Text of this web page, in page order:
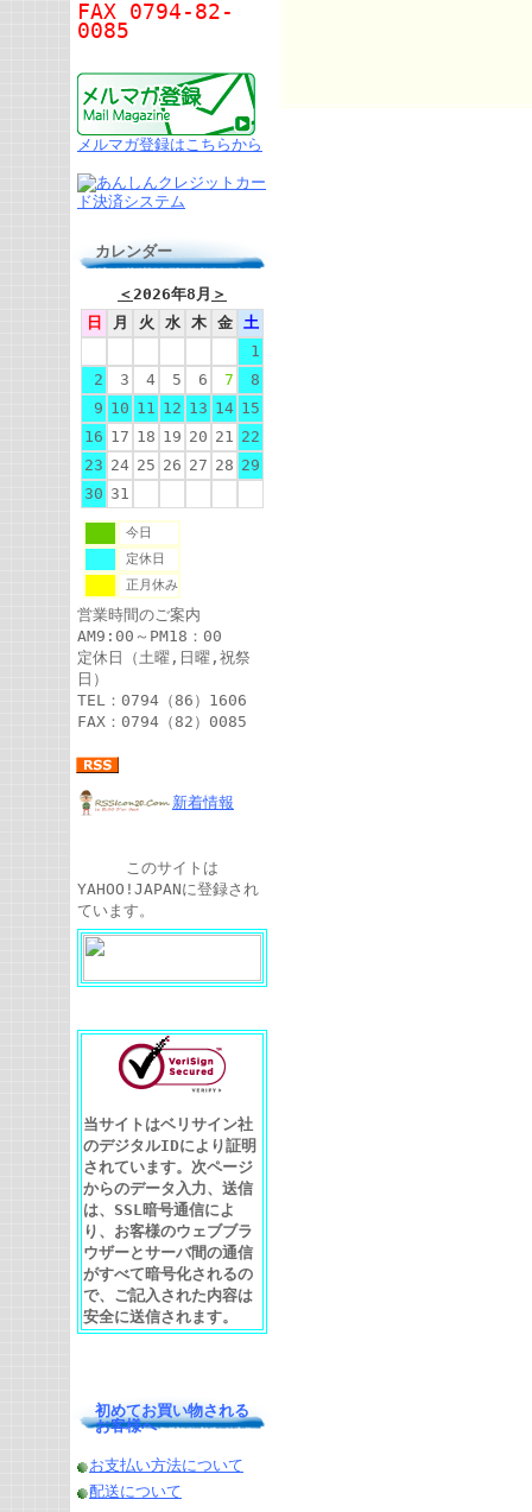
FAX 0794-82-
0085
メルマガ登録はこちらから
カレンダー
＜2026年8月 ＞
日
月 火 水 木 金
土
1
2
3 4 5 6 7
8
9 10 11 12 13 14 15
16 17 18 19 20 21 22
23 24 25 26 27 28 29
30 31
今日
定休日
正月休み
営業時間のご案内
AM9:00～PM18：00
定休日（土曜,日曜,祝祭
日）
TEL：0794（86）1606
FAX：0794（82）0085
新着情報
このサイトは
YAHOO!JAPANに登録され
ています。
当サイトはベリサイン社
のデジタルIDにより証明
されています。次ページ
からのデータ入力、送信
は、SSL暗号通信によ
り、お客様のウェブブラ
ウザーとサーバ間の通信
がすべて暗号化されるの
で、ご記入された内容は
安全に送信されます。
初めてお買い物される
お客様へ
お支払い方法について
配送について